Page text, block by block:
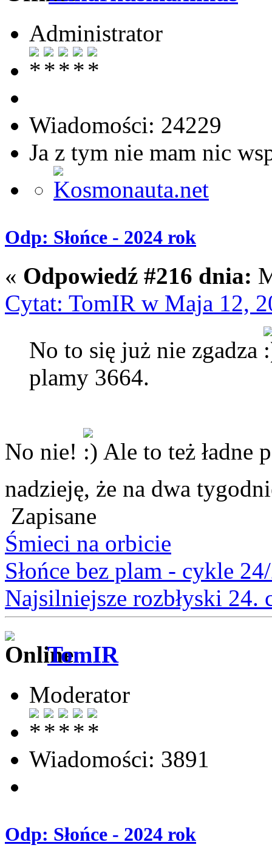
Administrator
Wiadomości: 24229
Ja z tym nie mam nic
Odp: Słońce - 2024 rok
« Odpowiedź #216 dnia:
Cytat: TomIR w Maja 12,
No to się już nie zgadza
plamy 3664.
No nie!
Ale to też ładne
nadzieję, że na dwa
Zapisane
Śmieci na orbicie
Słońce bez plam - cykle
Najsilniejsze rozbłyski 24.
TomIR
Moderator
Wiadomości: 3891
Odp: Słońce - 2024 rok